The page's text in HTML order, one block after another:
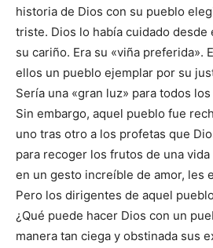
historia de Dios con su pueblo
triste. Dios lo había cuidado desde
su cariño. Era su «viña preferida».
ellos un pueblo ejemplar por su
Sería una «gran luz» para todos
Sin embargo, aquel pueblo fue
uno tras otro a los profetas que
para recoger los frutos de una
en un gesto increíble de amor, les
Pero los dirigentes de aquel
¿Qué puede hacer Dios con un
manera tan ciega y obstinada sus